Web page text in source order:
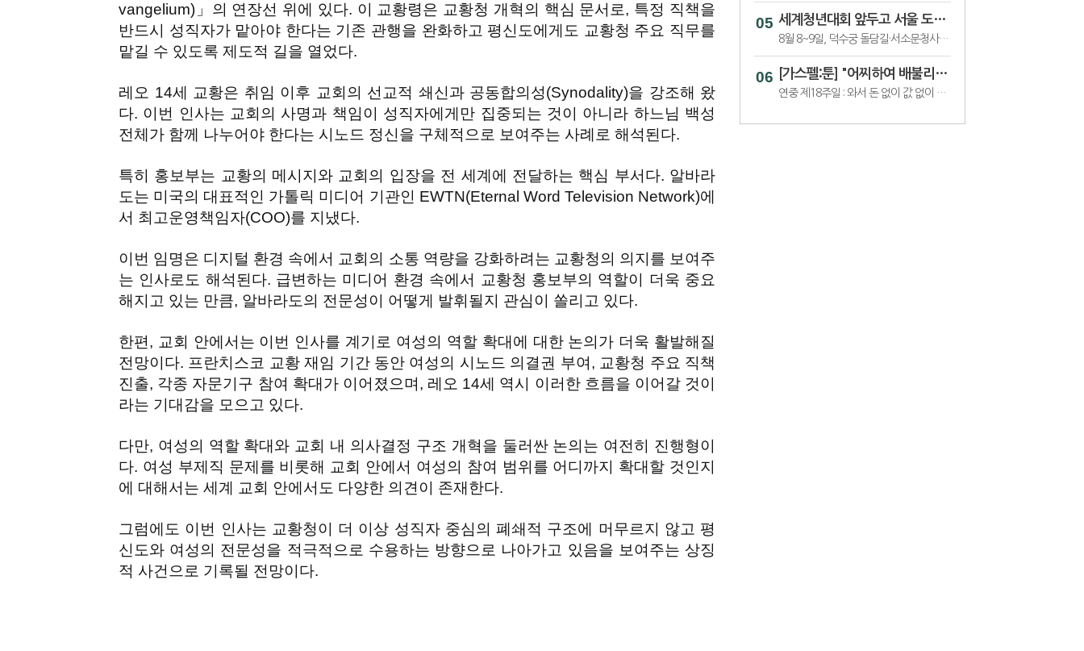
vangelium)」의 연장선 위에 있다. 이 교황령은 교황청 개혁의 핵심 문서로, 특정 직책을
반드시 성직자가 맡아야 한다는 기존 관행을 완화하고 평신도에게도 교황청 주요 직무를
맡길 수 있도록 제도적 길을 열었다.
레오 14세 교황은 취임 이후 교회의 선교적 쇄신과 공동합의성(Synodality)을 강조해 왔
다. 이번 인사는 교회의 사명과 책임이 성직자에게만 집중되는 것이 아니라 하느님 백성
전체가 함께 나누어야 한다는 시노드 정신을 구체적으로 보여주는 사례로 해석된다.
특히 홍보부는 교황의 메시지와 교회의 입장을 전 세계에 전달하는 핵심 부서다. 알바라
도는 미국의 대표적인 가톨릭 미디어 기관인 EWTN(Eternal Word Television Network)에
서 최고운영책임자(COO)를 지냈다.
이번 임명은 디지털 환경 속에서 교회의 소통 역량을 강화하려는 교황청의 의지를 보여주
는 인사로도 해석된다. 급변하는 미디어 환경 속에서 교황청 홍보부의 역할이 더욱 중요
해지고 있는 만큼, 알바라도의 전문성이 어떻게 발휘될지 관심이 쏠리고 있다.
한편, 교회 안에서는 이번 인사를 계기로 여성의 역할 확대에 대한 논의가 더욱 활발해질
전망이다. 프란치스코 교황 재임 기간 동안 여성의 시노드 의결권 부여, 교황청 주요 직책
진출, 각종 자문기구 참여 확대가 이어졌으며, 레오 14세 역시 이러한 흐름을 이어갈 것이
라는 기대감을 모으고 있다.
다만, 여성의 역할 확대와 교회 내 의사결정 구조 개혁을 둘러싼 논의는 여전히 진행형이
다. 여성 부제직 문제를 비롯해 교회 안에서 여성의 참여 범위를 어디까지 확대할 것인지
에 대해서는 세계 교회 안에서도 다양한 의견이 존재한다.
그럼에도 이번 인사는 교황청이 더 이상 성직자 중심의 폐쇄적 구조에 머무르지 않고 평
신도와 여성의 전문성을 적극적으로 수용하는 방향으로 나아가고 있음을 보여주는 상징
적 사건으로 기록될 전망이다.
세계청년대회 앞두고 서울 도심서 '가톨릭문화박람회’
8월 8~9일, 덕수궁 돌담길·서소문청사 일대서 ‘2026 가톨릭문화박람회’
[가스펠:툰] "어찌하여 배불리지도 못하는 것에 수고를 들이느냐"
연중 제18주일 : 와서 돈 없이 값 없이 술과 젖을 사라